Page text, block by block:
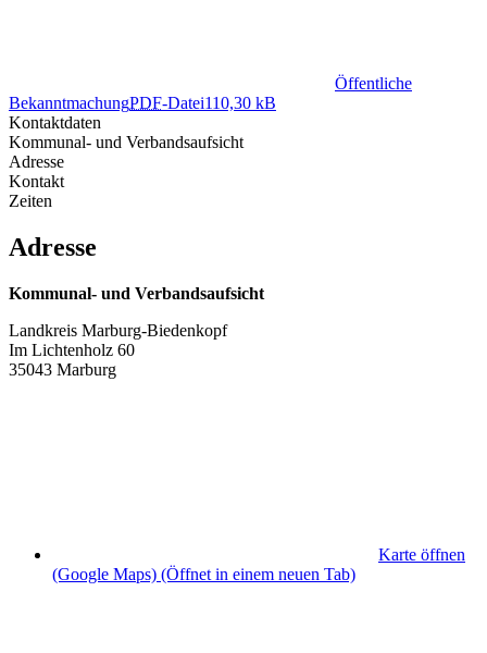
Öffentliche
BekanntmachungPDF-Datei110,30 kB
Kontaktdaten
Kommunal- und Verbandsaufsicht
Adresse
Kontakt
Zeiten
Adresse
Kommunal- und Verbandsaufsicht
Landkreis Marburg-Biedenkopf
Im Lichtenholz 60
35043 Marburg
Karte öffnen
(Google Maps) (Öffnet in einem neuen Tab)